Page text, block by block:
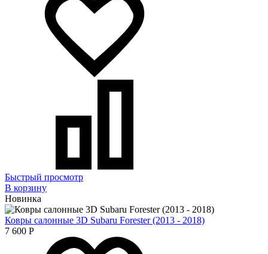
Быстрый просмотр
В корзину
Новинка
Ковры салонные 3D Subaru Forester (2013 - 2018)
7 600 Р